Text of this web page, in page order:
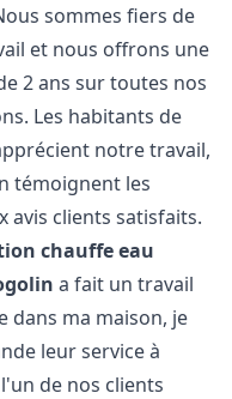
sommes fiers de
et nous offrons une
2 ans sur toutes nos
Les habitants de
notre travail,
témoignent les
avis clients satisfaits.
chauffe eau
a fait un travail
dans ma maison, je
leur service à
de nos clients